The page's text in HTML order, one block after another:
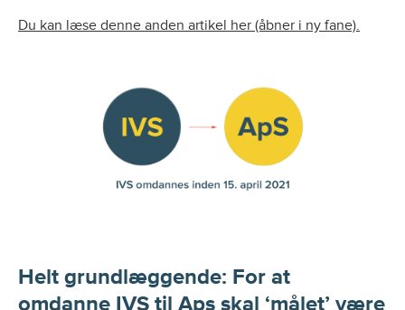
Du kan læse denne anden artikel her (åbner i ny fane).
Helt grundlæggende: For at
omdanne IVS til Aps skal ‘målet’ være